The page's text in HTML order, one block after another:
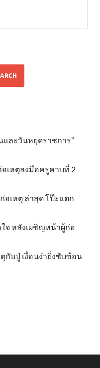
และวันหยุดราชการ”
เหตุลงมือครูคาบที่ 2
อเหตุ ล่าสุด โป๊ะแตก
จ หลังเผชิญหน้าผู้ก่อ
กับปู่ เงื่อนงำยิ่งซับซ้อน